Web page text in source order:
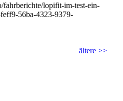
fahrberichte/lopifit-im-test-ein-
56ba-4323-9379-
ältere >>